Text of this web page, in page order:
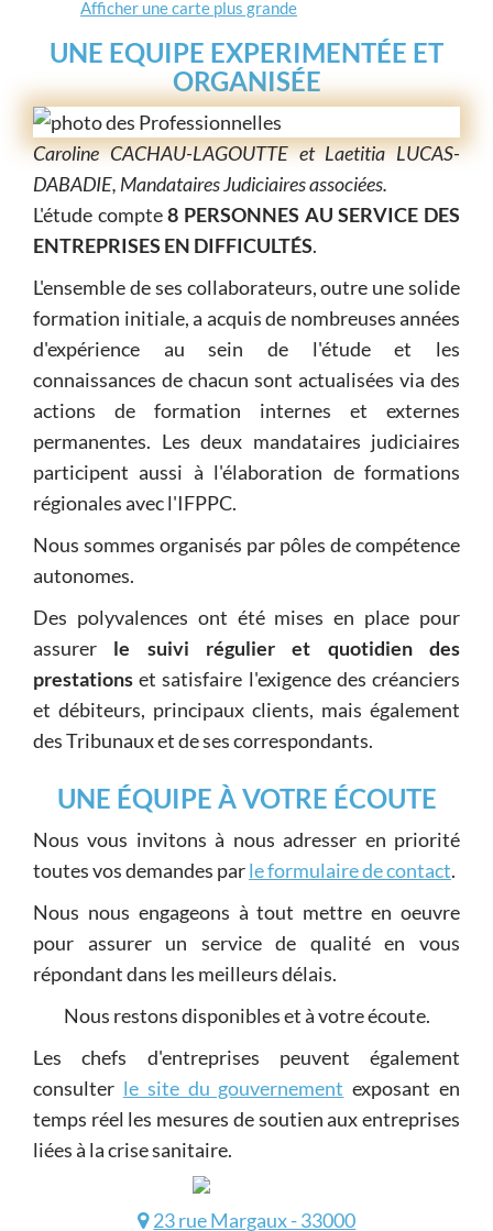
Afficher une carte plus grande
UNE EQUIPE EXPERIMENTÉE ET
ORGANISÉE
Caroline CACHAU-LAGOUTTE et Laetitia LUCAS-
DABADIE, Mandataires Judiciaires associées.
L'étude compte8 PERSONNES AU SERVICE DES
ENTREPRISES EN DIFFICULTÉS.
L'ensemble de ses collaborateurs, outre une solide
formation initiale, a acquis de nombreuses années
d'expérience au sein de l'étude et les
connaissances de chacun sont actualisées via des
actions de formation internes et externes
permanentes. Les deux mandataires judiciaires
participent aussi à l'élaboration de formations
régionales avec l'IFPPC.
Nous sommes organisés par pôles de compétence
autonomes.
Des polyvalences ont été mises en place pour
assurer le suivi régulier et quotidien des
prestations et satisfaire l'exigence des créanciers
et débiteurs, principaux clients, mais également
des Tribunaux et de ses correspondants.
UNE ÉQUIPE À VOTRE ÉCOUTE
Nous vous invitons à nous adresser en priorité
toutes vos demandes parle formulaire de contact.
Nous nous engageons à tout mettre en oeuvre
pour assurer un service de qualité en vous
répondant dans les meilleurs délais.
Nous restons disponibles et à votre écoute.
Les chefs d'entreprises peuvent également
consulter le site du gouvernement exposant en
temps réel les mesures de soutien aux entreprises
liées à la crise sanitaire.
23 rue Margaux - 33000